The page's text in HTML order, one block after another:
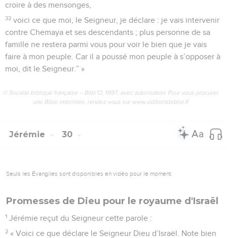
croire à des mensonges,
32 voici ce que moi, le Seigneur, je déclare : je vais intervenir
contre Chemaya et ses descendants ; plus personne de sa
famille ne restera parmi vous pour voir le bien que je vais
faire à mon peuple. Car il a poussé mon peuple à s’opposer à
moi, dit le Seigneur.” »
© Société biblique française – Bibli’O, 1997, avec autorisation. Pour vous procurer
une Bible imprimée, rendez-vous sur www.editionsbiblio.fr
Jérémie 30
Seuls les Évangiles sont disponibles en vidéo pour le moment.
Promesses de Dieu pour le royaume d'Israël
1 Jérémie reçut du Seigneur cette parole :
2 « Voici ce que déclare le Seigneur Dieu d’Israël. Note bien